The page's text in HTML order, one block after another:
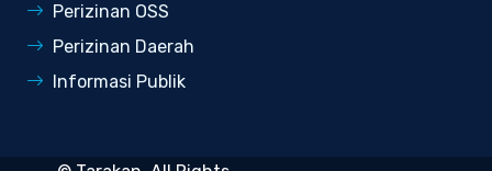
Perizinan OSS
Perizinan Daerah
Informasi Publik